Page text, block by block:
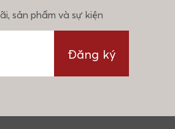
sản phẩm và sự kiện
Đăng ký